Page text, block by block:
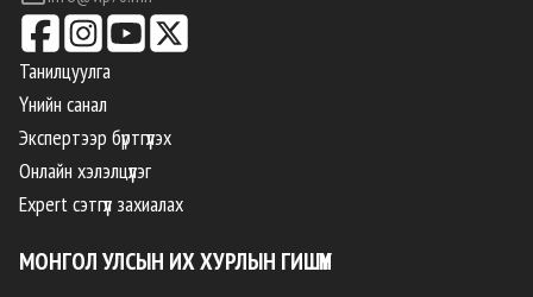
Танилцуулга
Үнийн санал
Экспертээр бүртгүүлэх
Онлайн хэлэлцүүлэг
Expert сэтгүүл захиалах
МОНГОЛ УЛСЫН ИХ ХУРЛЫН ГИШҮҮН